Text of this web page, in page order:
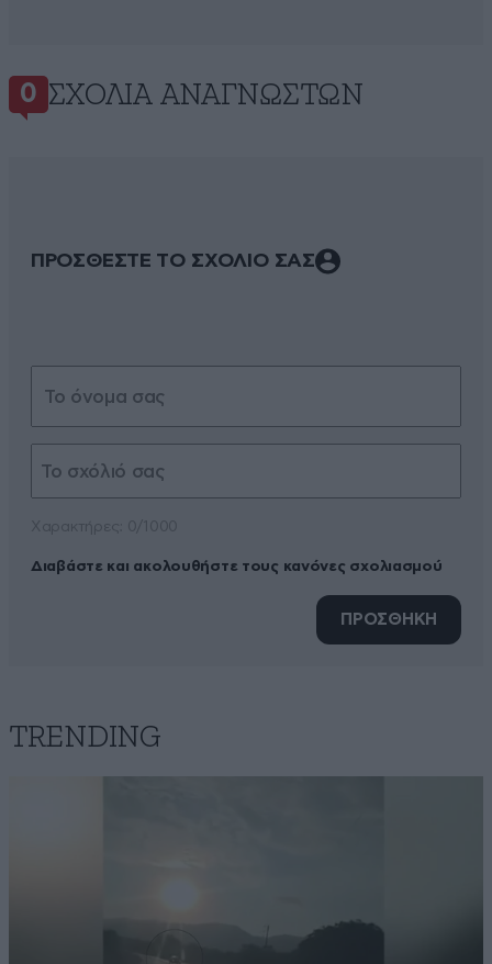
0 ΣΧΌΛΙΑ ΑΝΑΓΝΩΣΤΏΝ
ΠΡΟΣΘΕΣΤΕ ΤΟ ΣΧΟΛΙΟ ΣΑΣ
Διαβάστε και ακολουθήστε τους κανόνες σχολιασμού
ΠΡΟΣΘΗΚΗ
TRENDING